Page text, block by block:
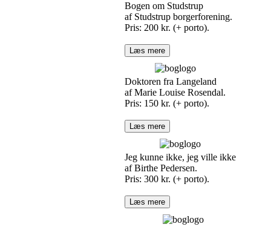
Bogen om Studstrup
af Studstrup borgerforening.
Pris: 200 kr. (+ porto).
Læs mere
Doktoren fra Langeland
af Marie Louise Rosendal.
Pris: 150 kr. (+ porto).
Læs mere
Jeg kunne ikke, jeg ville ikke
af Birthe Pedersen.
Pris: 300 kr. (+ porto).
Læs mere